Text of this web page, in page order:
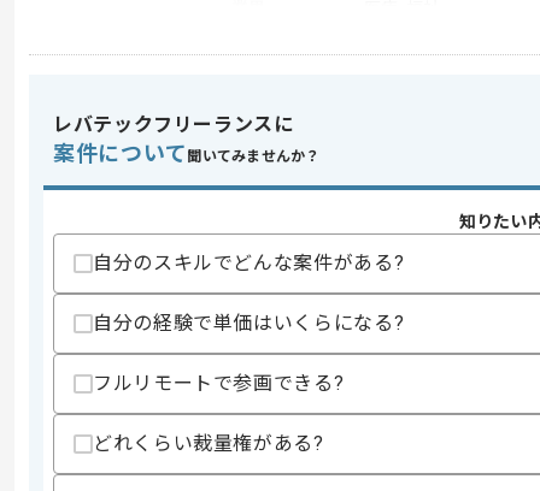
歓迎スキル
・AWSの知見
上記に似た経験やスキルをお持ちであれば申
商談回数
1回
レバテックフリーランスに
案件について 聞いてみませんか？
知りたい
自分のスキルでどんな案件がある?
自分の経験で単価はいくらになる?
フルリモートで参画できる?
どれくらい裁量権がある?